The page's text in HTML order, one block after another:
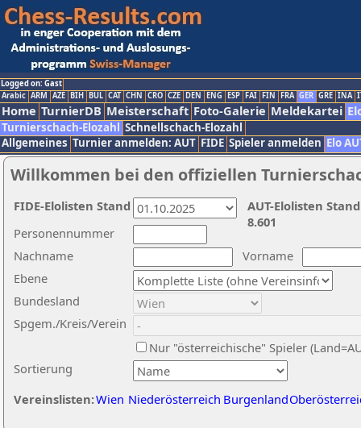
Logged on: Gast
Arabic ARM AZE BIH BUL CAT CHN CRO CZE DEN ENG ESP FAI FIN FRA GER GRE INA
Home TurnierDB Meisterschaft Foto-Galerie Meldekartei
Turnierschach-Elozahl Schnellschach-Elozahl
Allgemeines Turnier anmelden: AUT FIDE Spieler anmelden Elo
Willkommen bei den offiziellen
Nachname
Vorname
Ebene
Sortierung
Personennummer
Bundesland
Spgem./Kreis/Verein
Nur "österreichische" Spieler
Vereinslisten:Wien Niederösterreich Burgenland
AUT-Elolisten
8.601
FIDE-Elolisten Stand